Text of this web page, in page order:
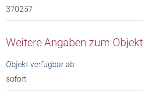
370257
Weitere Angaben zum Objekt
Objekt verfügbar ab
sofort